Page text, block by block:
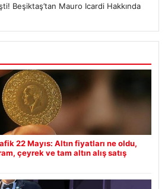
Beşiktaş’tan Mauro Icardi Hakkında
22 Mayıs: Altın fiyatları ne oldu,
çeyrek ve tam altın alış satış